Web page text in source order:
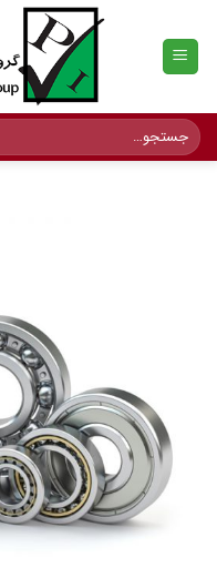
content
جستجو
برای: